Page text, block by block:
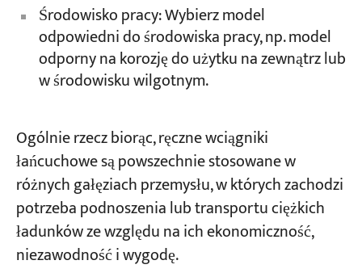
Środowisko pracy: Wybierz model
odpowiedni do środowiska pracy, np. model
odporny na korozję do użytku na zewnątrz lub
w środowisku wilgotnym.
Ogólnie rzecz biorąc, ręczne wciągniki
łańcuchowe są powszechnie stosowane w
różnych gałęziach przemysłu, w których zachodzi
potrzeba podnoszenia lub transportu ciężkich
ładunków ze względu na ich ekonomiczność,
niezawodność i wygodę.